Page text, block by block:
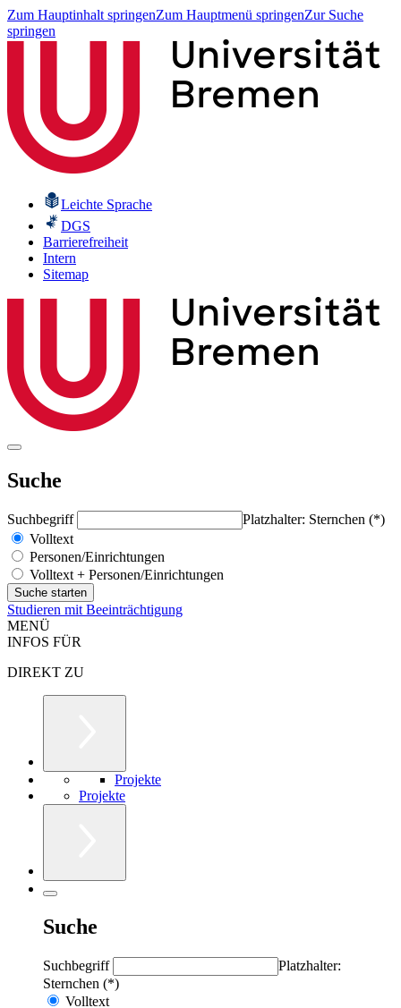
Zum Hauptinhalt springenZum Hauptmenü springenZur Suche
springen
Leichte Sprache
DGS
Barrierefreiheit
Intern
Sitemap
Suche
Suchbegriff
Platzhalter: Sternchen (*)
Volltext
Personen/Einrichtungen
Volltext + Personen/Einrichtungen
Studieren mit Beeinträchtigung
MENÜ
INFOS FÜR
DIREKT ZU
Projekte
Projekte
Suche
Suchbegriff
Platzhalter:
Sternchen (*)
Volltext